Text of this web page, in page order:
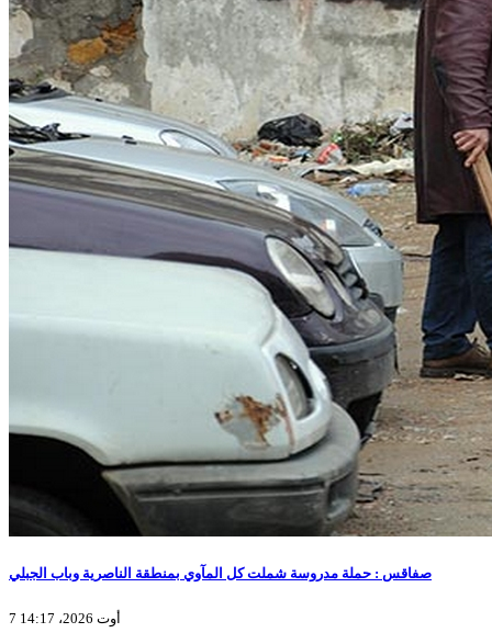
صفاقس : حملة مدروسة شملت كل المآوي بمنطقة الناصرية وباب الجبلي
7 أوت 2026، 14:17